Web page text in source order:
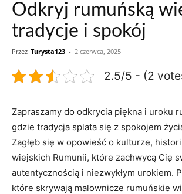
Odkryj rumuńską
tradycje i spokój
Przez Turysta123 - 2 czerwca, 2025
2.5/5 - (2
Zapraszamy do odkrycia piękna i​ uroku
gdzie tradycja splata się z spokojem
Zagłęb​ się w‌ opowieść o kulturze,‌
wiejskich Rumunii, które zachwycą Cię
autentycznością ⁣i niezwykłym urokiem.
które skrywają ⁣malownicze rumuńskie